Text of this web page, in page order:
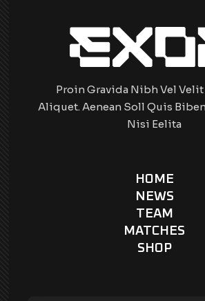
Proin Gravida Nibh Vel
Aliquet. Aenean Soll Quis
Nisi Eelita
HOME
NEWS
TEAM
MATCHES
SHOP